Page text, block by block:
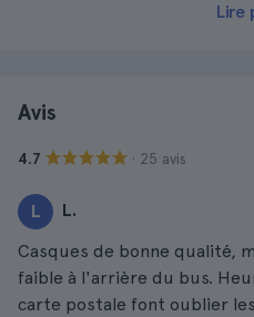
Lire
Avis
4.7 · 25 avis
L L.
Casques de bonne qualité,
faible à l'arrière du bus.
carte postale font oublier